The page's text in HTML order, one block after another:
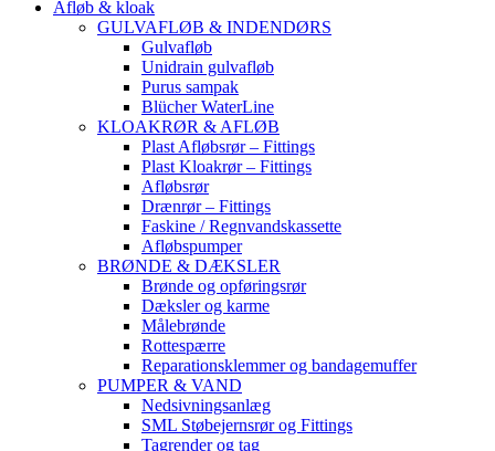
Afløb & kloak
GULVAFLØB & INDENDØRS
Gulvafløb
Unidrain gulvafløb
Purus sampak
Blücher WaterLine
KLOAKRØR & AFLØB
Plast Afløbsrør – Fittings
Plast Kloakrør – Fittings
Afløbsrør
Drænrør – Fittings
Faskine / Regnvandskassette
Afløbspumper
BRØNDE & DÆKSLER
Brønde og opføringsrør
Dæksler og karme
Målebrønde
Rottespærre
Reparationsklemmer og bandagemuffer
PUMPER & VAND
Nedsivningsanlæg
SML Støbejernsrør og Fittings
Tagrender og tag